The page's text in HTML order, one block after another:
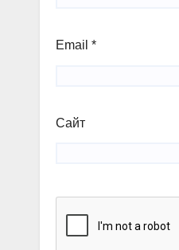
Email *
Сайт